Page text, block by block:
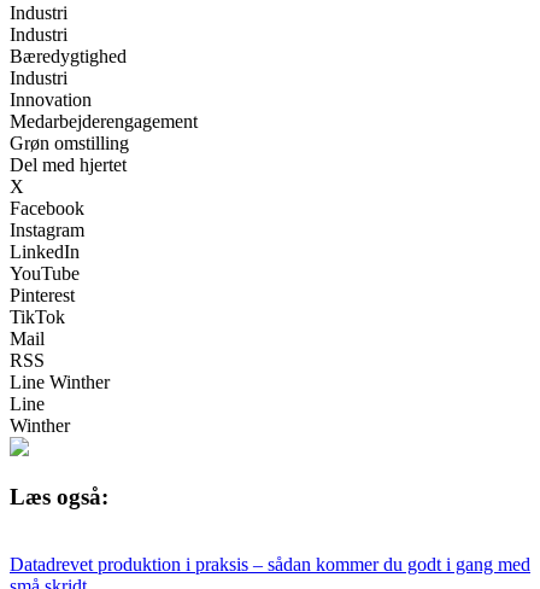
Industri
Industri
Bæredygtighed
Industri
Innovation
Medarbejderengagement
Grøn omstilling
Del med hjertet
X
Facebook
Instagram
LinkedIn
YouTube
Pinterest
TikTok
Mail
RSS
Line Winther
Line
Winther
Læs også:
Datadrevet produktion i praksis – sådan kommer du godt i gang med